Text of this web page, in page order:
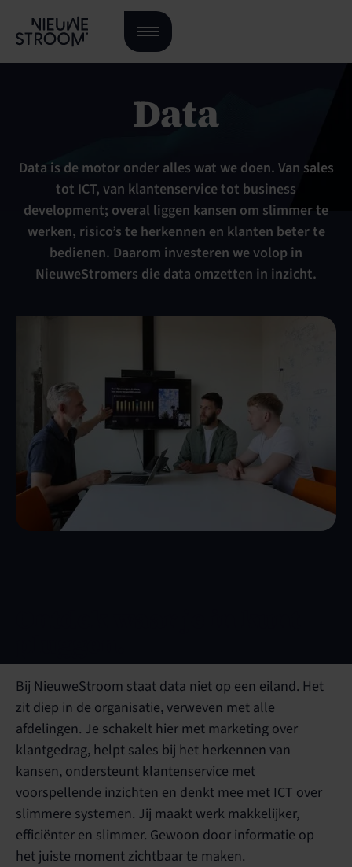
Data
Data is de motor onder alles wat we doen. Van sales
tot ICT, van klantenservice tot business
development; overal liggen kansen om slimmer te
werken, risico’s te herkennen en klanten beter te
bedienen. Daarom investeren we volop in
NieuweStromers die data omzetten in inzicht.
Bij NieuweStroom staat data niet op een eiland. Het
zit diep in de organisatie, verweven met alle
afdelingen. Je schakelt hier met marketing over
klantgedrag, helpt sales bij het herkennen van
kansen, ondersteunt klantenservice met
voorspellende inzichten en denkt mee met ICT over
slimmere systemen. Jij maakt werk makkelijker,
efficiënter en slimmer. Gewoon door informatie op
het juiste moment zichtbaar te maken.